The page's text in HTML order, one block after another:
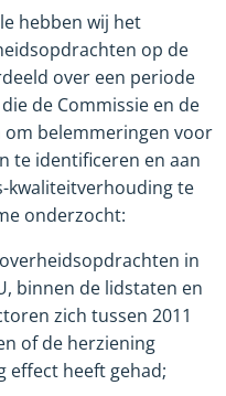
hebben wij het
op de
over een periode
de Commissie en de
belemmeringen voor
te identificeren en aan
-kwaliteitverhouding te
onderzocht:
in
binnen de lidstaten en
zich tussen 2011
of de herziening
effect heeft gehad;